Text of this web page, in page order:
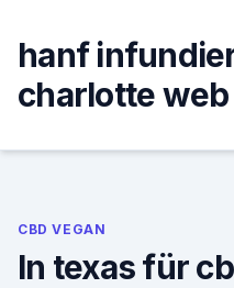
content
hanf
charlotte web
CBD VEGAN
In texas für